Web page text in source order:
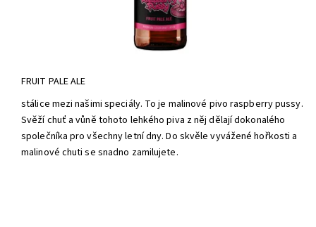
FRUIT PALE ALE
stálice mezi našimi speciály. To je malinové pivo raspberry pussy.
Svěží chuť a vůně tohoto lehkého piva z něj dělají dokonalého
společníka pro všechny letní dny. Do skvěle vyvážené hořkosti a
malinové chuti se snadno zamilujete.